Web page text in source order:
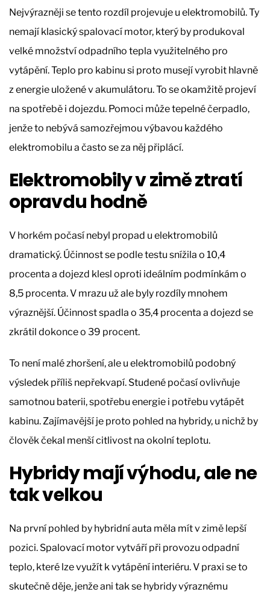
Nejvýrazněji se tento rozdíl projevuje u elektromobilů. Ty
nemají klasický spalovací motor, který by produkoval
velké množství odpadního tepla využitelného pro
vytápění. Teplo pro kabinu si proto musejí vyrobit hlavně
z energie uložené v akumulátoru. To se okamžitě projeví
na spotřebě i dojezdu. Pomoci může tepelné čerpadlo,
jenže to nebývá samozřejmou výbavou každého
elektromobilu a často se za něj připlácí.
Elektromobily v zimě ztratí
opravdu hodně
V horkém počasí nebyl propad u elektromobilů
dramatický. Účinnost se podle testu snížila o 10,4
procenta a dojezd klesl oproti ideálním podmínkám o
8,5 procenta. V mrazu už ale byly rozdíly mnohem
výraznější. Účinnost spadla o 35,4 procenta a dojezd se
zkrátil dokonce o 39 procent.
To není malé zhoršení, ale u elektromobilů podobný
výsledek příliš nepřekvapí. Studené počasí ovlivňuje
samotnou baterii, spotřebu energie i potřebu vytápět
kabinu. Zajímavější je proto pohled na hybridy, u nichž by
člověk čekal menší citlivost na okolní teplotu.
Hybridy mají výhodu, ale ne
tak velkou
Na první pohled by hybridní auta měla mít v zimě lepší
pozici. Spalovací motor vytváří při provozu odpadní
teplo, které lze využít k vytápění interiéru. V praxi se to
skutečně děje, jenže ani tak se hybridy výraznému